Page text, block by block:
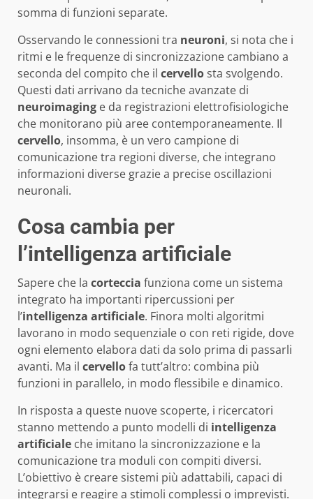
somma di funzioni separate.
Osservando le connessioni tra neuroni, si nota che i
ritmi e le frequenze di sincronizzazione cambiano a
seconda del compito che il cervellosta svolgendo.
Questi dati arrivano da tecniche avanzate di
neuroimaging e da registrazioni elettrofisiologiche
che monitorano più aree contemporaneamente. Il
cervello, insomma, è un vero campione di
comunicazione tra regioni diverse, che integrano
informazioni diverse grazie a precise oscillazioni
neuronali.
Cosa cambia per
l’intelligenza artificiale
Sapere che la corteccia funziona come un sistema
integrato ha importanti ripercussioni per
l’intelligenza artificiale. Finora molti algoritmi
lavorano in modo sequenziale o con reti rigide, dove
ogni elemento elabora dati da solo prima di passarli
avanti. Ma il cervellofa tutt’altro: combina più
funzioni in parallelo, in modo flessibile e dinamico.
In risposta a queste nuove scoperte, i ricercatori
stanno mettendo a punto modelli di intelligenza
artificiale che imitano la sincronizzazione e la
comunicazione tra moduli con compiti diversi.
L’obiettivo è creare sistemi più adattabili, capaci di
integrarsi e reagire a stimoli complessi o imprevisti.